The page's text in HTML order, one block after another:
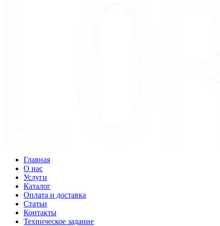
Главная
О нас
Услуги
Каталог
Оплата и доставка
Статьи
Контакты
Техническое задание